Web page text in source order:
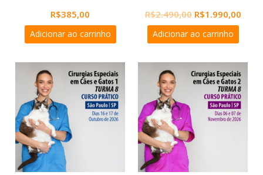
out
5
R$385,00
Adicionar ao carrinho
PRÁTICO PRESENCIAL
out
of
5
R$2.490,00 O
preço
original
R$2.490,00.
R$1.990,00O
Adicionar ao carrinho